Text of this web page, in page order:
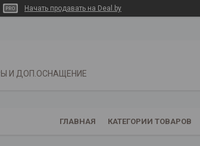
Начать продавать на Deal.by
И ДОП.ОСНАЩЕНИЕ
ГЛАВНАЯ КАТЕГОРИИ ТОВАРОВ